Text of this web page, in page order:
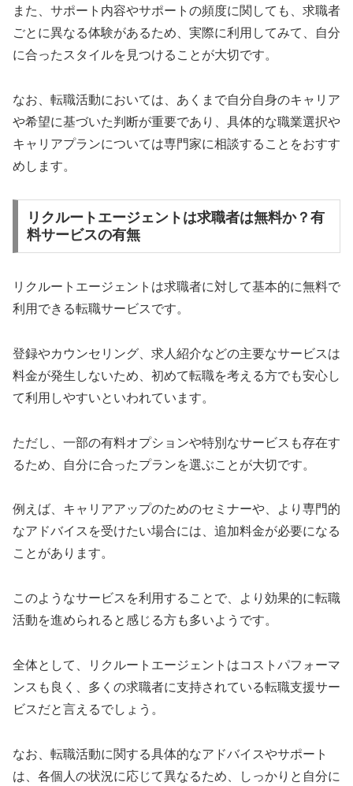
また、サポート内容やサポートの頻度に関しても、求職者
ごとに異なる体験があるため、実際に利用してみて、自分
に合ったスタイルを見つけることが大切です。
なお、転職活動においては、あくまで自分自身のキャリア
や希望に基づいた判断が重要であり、具体的な職業選択や
キャリアプランについては専門家に相談することをおすす
めします。
リクルートエージェントは求職者は無料か？有
料サービスの有無
リクルートエージェントは求職者に対して基本的に無料で
利用できる転職サービスです。
登録やカウンセリング、求人紹介などの主要なサービスは
料金が発生しないため、初めて転職を考える方でも安心し
て利用しやすいといわれています。
ただし、一部の有料オプションや特別なサービスも存在す
るため、自分に合ったプランを選ぶことが大切です。
例えば、キャリアアップのためのセミナーや、より専門的
なアドバイスを受けたい場合には、追加料金が必要になる
ことがあります。
このようなサービスを利用することで、より効果的に転職
活動を進められると感じる方も多いようです。
全体として、リクルートエージェントはコストパフォーマ
ンスも良く、多くの求職者に支持されている転職支援サー
ビスだと言えるでしょう。
なお、転職活動に関する具体的なアドバイスやサポート
は、各個人の状況に応じて異なるため、しっかりと自分に